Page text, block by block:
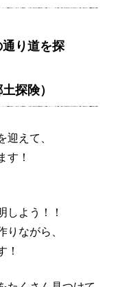
通り道を探
探険）
迎えて、
す！
しよう！！
りながら、
！